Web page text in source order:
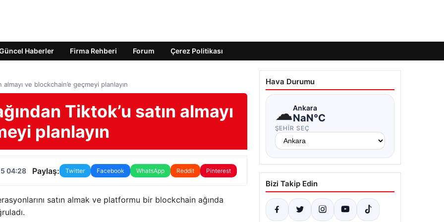
Haberler Firma Rehberi Forum Çerez Politikası
ve blockchain’e geçmeyi planlayın
Tiktok’u satın almayı
planlayın
04:28 Paylaş: Twitter Facebook WhatsApp Reddit Pinterest
satın almak ve platformu bir blockchain ağında
Hava Durumu
☁Ankara
NaN°C
ŞEHIR SEÇ
Bizi Takip Edin